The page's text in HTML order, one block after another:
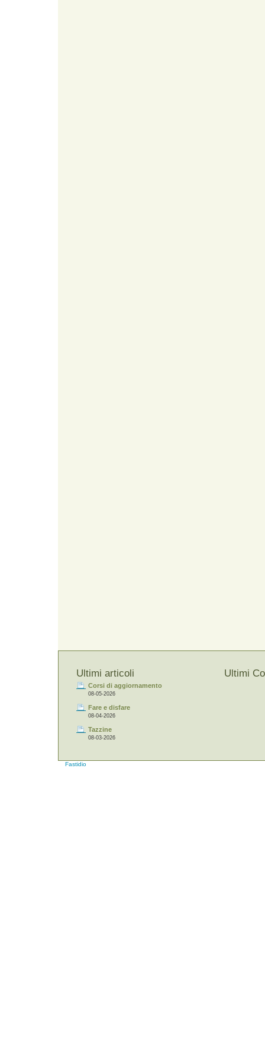
Ultimi articoli
Corsi di aggiornamento
08-05-2026
Fare e disfare
08-04-2026
Tazzine
08-03-2026
Ultimi
Fastidio